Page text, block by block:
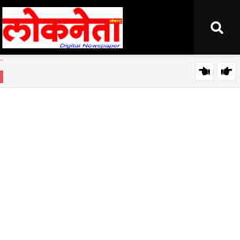
अहिल्यानगर राज्यात सर्वाधिक थंड..!